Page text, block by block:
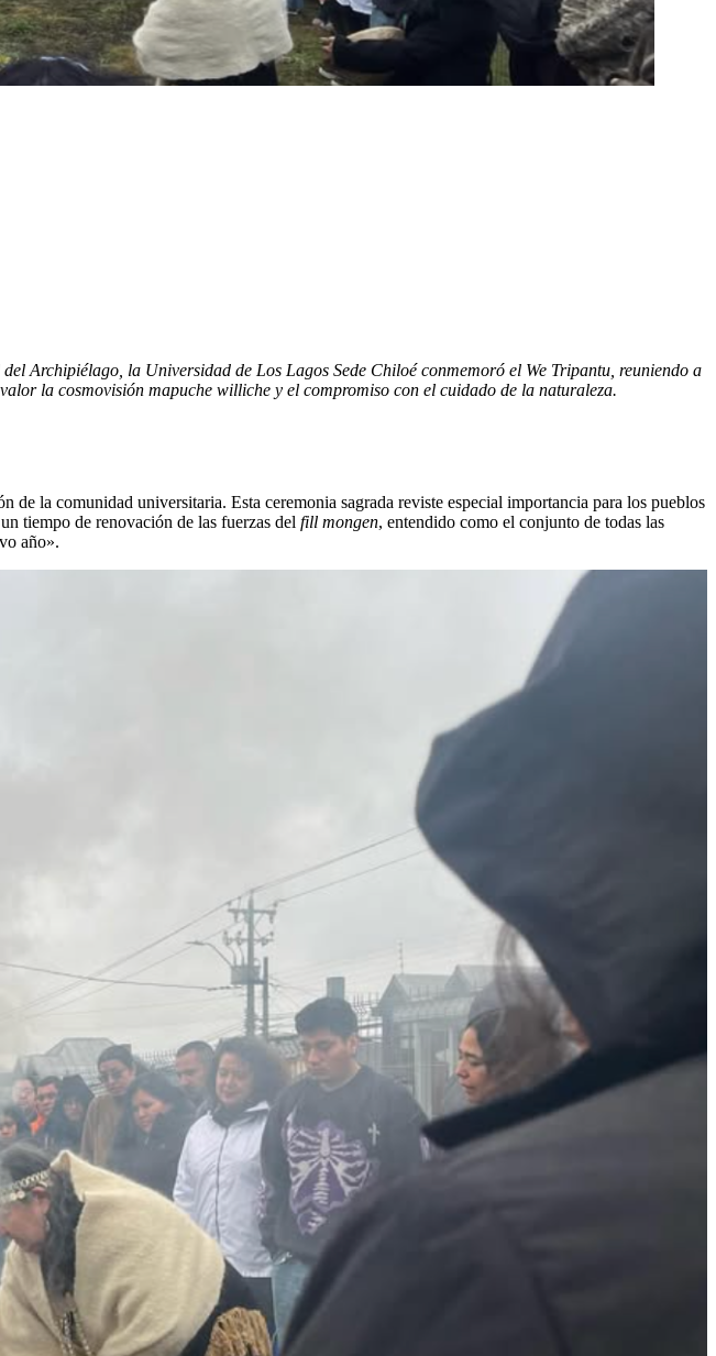
Archipiélago, la Universidad de Los Lagos Sede Chiloé conmemoró el We Tripantu, reuniendo a
la cosmovisión mapuche williche y el compromiso con el cuidado de la naturaleza.
la comunidad universitaria. Esta ceremonia sagrada reviste especial importancia para los pueblos
tiempo de renovación de las fuerzas del fill mongen, entendido como el conjunto de todas las
año».